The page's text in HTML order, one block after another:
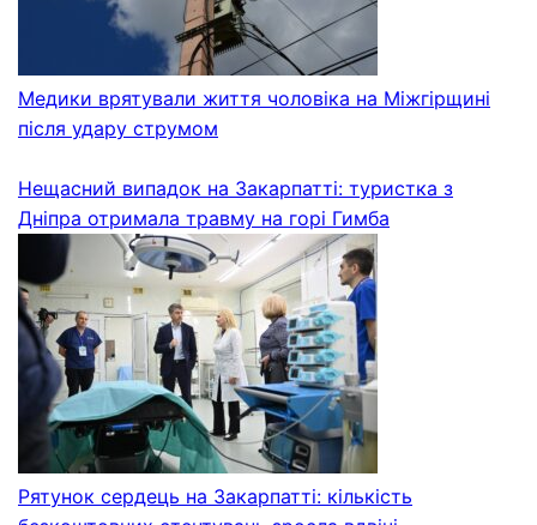
Медики врятували життя чоловіка на Міжгірщині
після удару струмом
Нещасний випадок на Закарпатті: туристка з
Дніпра отримала травму на горі Гимба
Рятунок сердець на Закарпатті: кількість